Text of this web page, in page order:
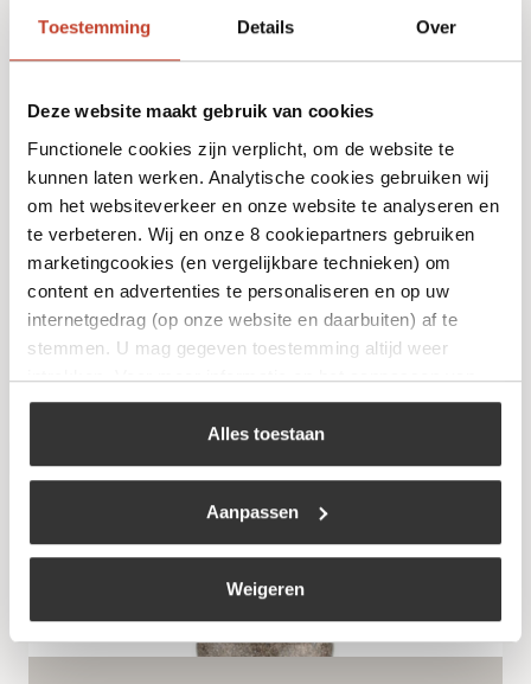
Toestemming Details Over
Deze website maakt gebruik van cookies
Functionele cookies zijn verplicht, om de website te
kunnen laten werken. Analytische cookies gebruiken wij
om het websiteverkeer en onze website te analyseren en
te verbeteren. Wij en onze 8 cookiepartners gebruiken
marketingcookies (en vergelijkbare technieken) om
content en advertenties te personaliseren en op uw
internetgedrag (op onze website en daarbuiten) af te
stemmen. U mag gegeven toestemming altijd weer
intrekken. Voor meer informatie en het aanpassen van
uw keuze op onze website verwijzen wij u naar ons
Alles toestaan
Aanpassen
Weigeren
Angus & Oink – Char Siu
€14,99
Bekijk